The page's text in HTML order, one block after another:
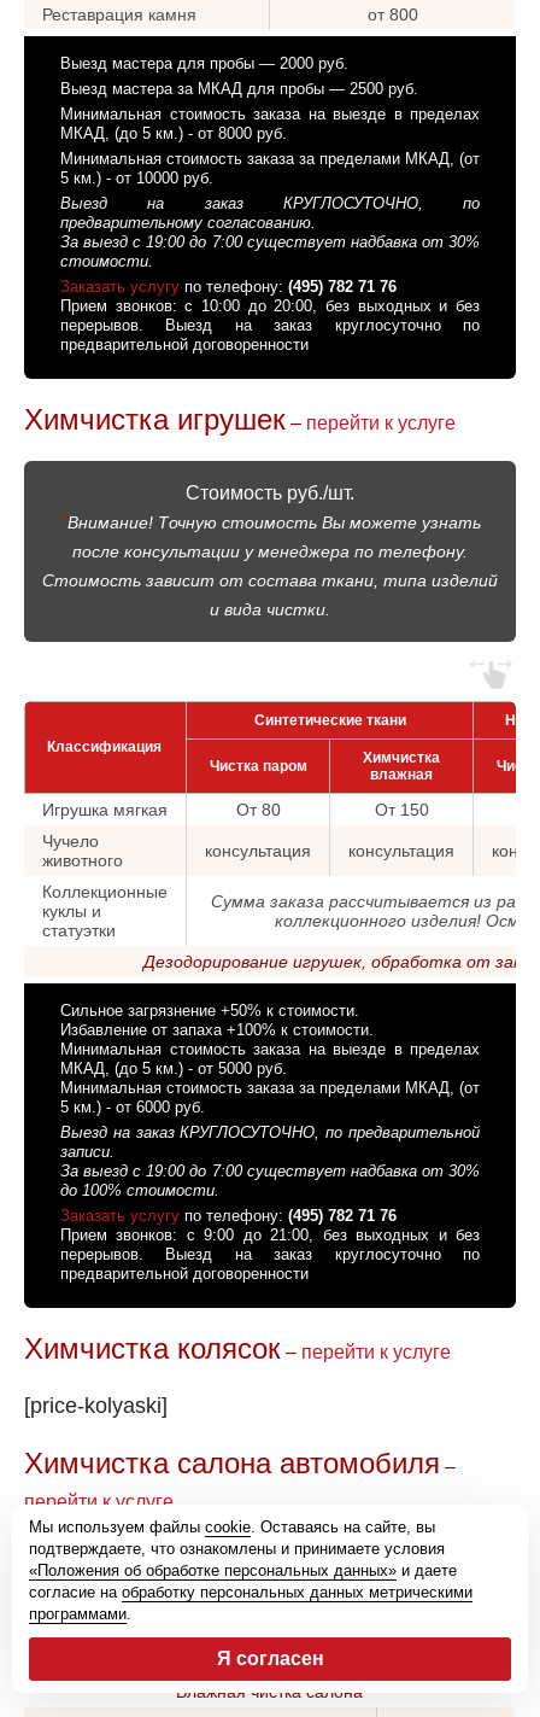
Реставрация камня
от 800
Выезд мастера для пробы — 2000 руб.
Выезд мастера за МКАД для пробы — 2500 руб.
Минимальная стоимость заказа на выезде в пределах
МКАД, (до 5 км.) - от 8000 руб.
Минимальная стоимость заказа за пределами МКАД, (от
5 км.) - от 10000 руб.
Выезд на заказ КРУГЛОСУТОЧНО, по
предварительному согласованию.
За выезд с 19:00 до 7:00 существует надбавка от 30%
стоимости.
Заказать услугу по телефону: (495) 782 71 76
Прием звонков: с 10:00 до 20:00, без выходных и без
перерывов. Выезд на заказ круглосуточно по
предварительной договоренности
Химчистка игрушек – перейти к услуге
Стоимость руб./шт.
*Внимание! Точную стоимость Вы можете узнать
после консультации у менеджера по телефону.
Стоимость зависит от состава ткани, типа изделий
и вида чистки.
Классификация
Синтетические ткани
Чистка паром
Химчистка
влажная
Игрушка мягкая От 80 От 150
Чучело
животного
консультация консультация
Коллекционные
куклы и
статуэтки
Сумма заказа рассчитывается из
коллекционного изделия!
Дезодорирование игрушек, обработка от
Сильное загрязнение +50% к стоимости.
Избавление от запаха +100% к стоимости.
Минимальная стоимость заказа на выезде в пределах
МКАД, (до 5 км.) - от 5000 руб.
Минимальная стоимость заказа за пределами МКАД, (от
5 км.) - от 6000 руб.
Выезд на заказ КРУГЛОСУТОЧНО, по предварительной
записи.
За выезд с 19:00 до 7:00 существует надбавка от 30%
до 100% стоимости.
Заказать услугу по телефону: (495) 782 71 76
Прием звонков: с 9:00 до 21:00, без выходных и без
перерывов. Выезд на заказ круглосуточно по
предварительной договоренности
Химчистка колясок – перейти к услуге
[price-kolyaski]
Химчистка салона автомобиля –
перейти к услуге
*Полная стоимость работ (услуг) только после
консультации или осмотра авто.
Вид работ / тип автомобиля
Влажная чистка салона
Мы используем файлы cookie. Оставаясь на сайте, вы
подтверждаете, что ознакомлены и принимаете условия
«Положения об обработке персональных данных» и даете
согласие на обработку персональных данных метрическими
программами.
Я согласен